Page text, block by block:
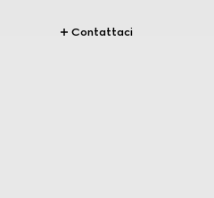
Contattaci